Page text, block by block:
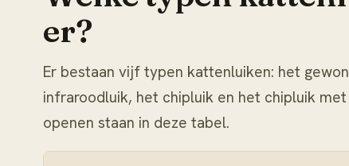
er?
Er bestaan vijf typen kattenluiken: het
infraroodluik, het chipluik en het chipluik
openen staan in deze tabel.